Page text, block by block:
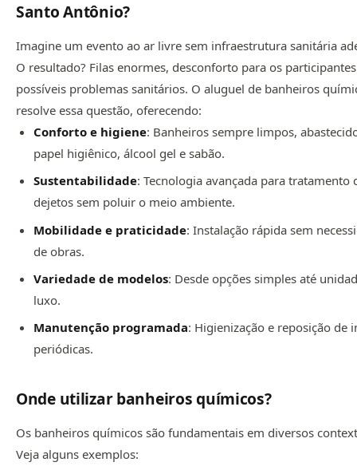
Santo Antônio?
Imagine um evento ao ar livre sem infraestrutura sanitária
O resultado? Filas enormes, desconforto para os
possíveis problemas sanitários. O aluguel de banheiros
resolve essa questão, oferecendo:
Conforto e higiene: Banheiros sempre limpos,
papel higiênico, álcool gel e sabão.
Sustentabilidade: Tecnologia avançada para tratamento
dejetos sem poluir o meio ambiente.
Mobilidade e praticidade: Instalação rápida sem
de obras.
Variedade de modelos: Desde opções simples até
luxo.
Manutenção programada: Higienização e reposição de
periódicas.
Onde utilizar banheiros químicos?
Os banheiros químicos são fundamentais em diversos
Veja alguns exemplos: